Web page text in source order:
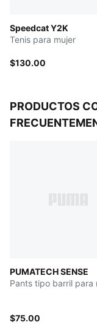
Speedcat Y2K
Tenis para mujer
$130.00
PRODUCTOS
PUMATECH SENSE
Pants tipo barril para
$75.00